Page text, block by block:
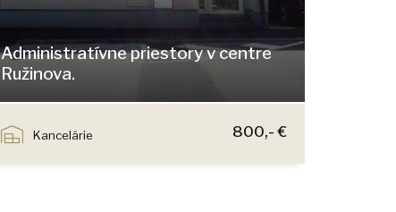
Administratívne priestory v centre
Ružinova.
Kancelárie
800,- €